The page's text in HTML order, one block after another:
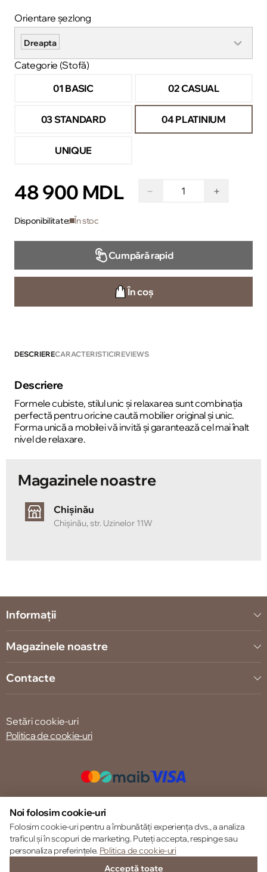
Orientare șezlong
Dreapta
Categorie (Stofă)
01 BASIC
02 CASUAL
03 STANDARD 04 PLATINIUM
UNIQUE
48 900 MDL − +
Disponibilitate: În stoc
Cumpără rapid
În coș
DESCRIERECARACTERISTICIREVIEWS
Descriere
Formele cubiste, stilul unic și relaxarea sunt combinația
perfectă pentru oricine caută mobilier original și unic.
Forma unică a mobilei vă invită și garantează cel mai înalt
nivel de relaxare.
Magazinele noastre
Chișinău
Chișinău, str. Uzinelor 11W
Informații
Magazinele noastre
Contacte
Setări cookie-uri
Politica de cookie-uri
© 2013 – 2026 ECOM
Noi folosim cookie-uri
Folosim cookie-uri pentru a îmbunătăți experiența dvs., a analiza
traficul și în scopuri de marketing. Puteți accepta, respinge sau
personaliza preferințele. Politica de cookie-uri
Acceptă toate